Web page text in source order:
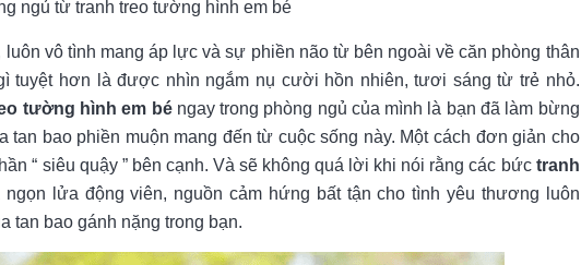
ngủ từ tranh treo tường hình em bé
vô tình mang áp lực và sự phiền não từ bên ngoài về căn phòng thân
tuyệt hơn là được nhìn ngắm nụ cười hồn nhiên, tươi sáng từ trẻ nhỏ.
tường hình em béngay trong phòng ngủ của mình là bạn đã làm bừng
tan bao phiền muộn mang đến từ cuộc sống này. Một cách đơn giản cho
“ siêu quậy ” bên cạnh. Và sẽ không quá lời khi nói rằng các bức tranh
ngọn lửa động viên, nguồn cảm hứng bất tận cho tình yêu thương luôn
tan bao gánh nặng trong bạn.